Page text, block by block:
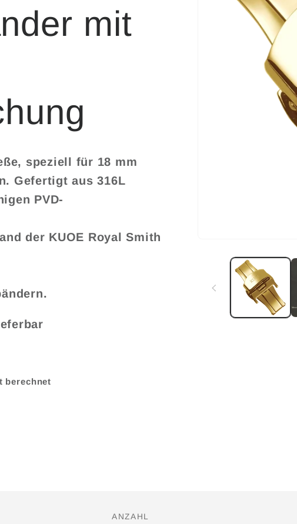
mit
speziell für 18 mm
Gefertigt aus 316L
PVD-
der KUOE Royal Smith
berechnet
ANZAHL